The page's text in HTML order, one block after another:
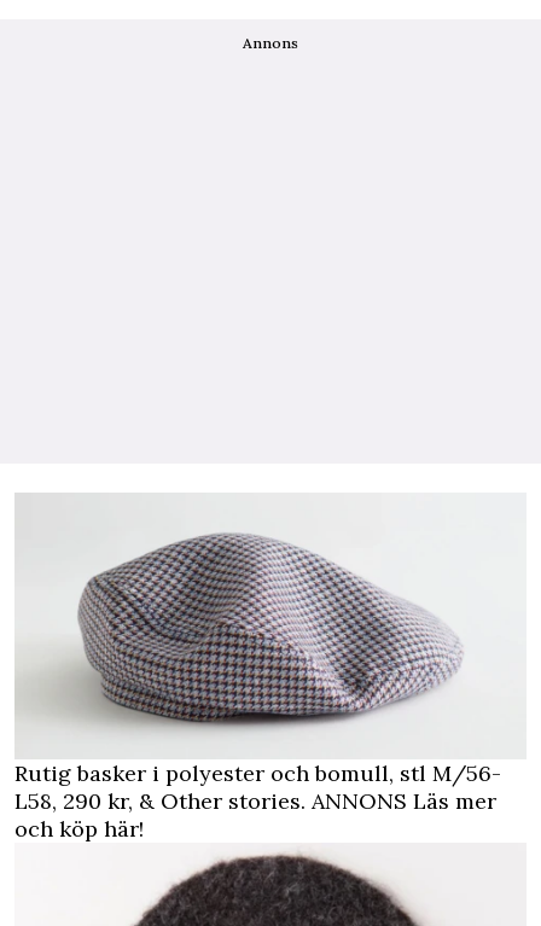
Annons
Rutig basker i polyester och bomull, stl M/56-
L58, 290 kr, & Other stories. ANNONS Läs mer
och köp här!